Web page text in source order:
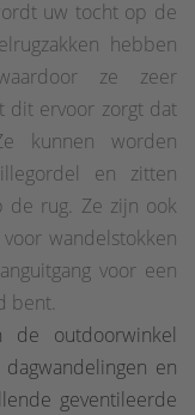
uw tocht op de
hebben
ze zeer
dit ervoor zorgt dat
kunnen worden
en zitten
de rug. Ze zijn ook
wandelstokken
voor een
bent.
de outdoorwinkel
en
geventileerde